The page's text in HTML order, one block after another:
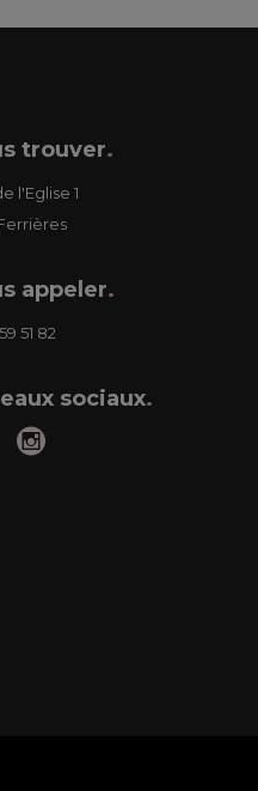
trouver.
l'Eglise 1
appeler.
51 82
sociaux.